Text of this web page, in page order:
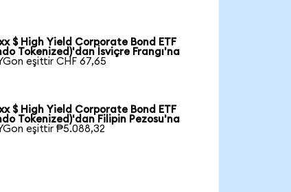
$ High Yield Corporate Bond ETF
Tokenized)'dan İsviçre Frangı'na
eşittir CHF 67,65
$ High Yield Corporate Bond ETF
Tokenized)'dan Filipin Pezosu'na
eşittir ₱5.088,32